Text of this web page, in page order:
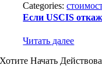
Categories:
Если USCIS
Читать далее
Хотите Начать